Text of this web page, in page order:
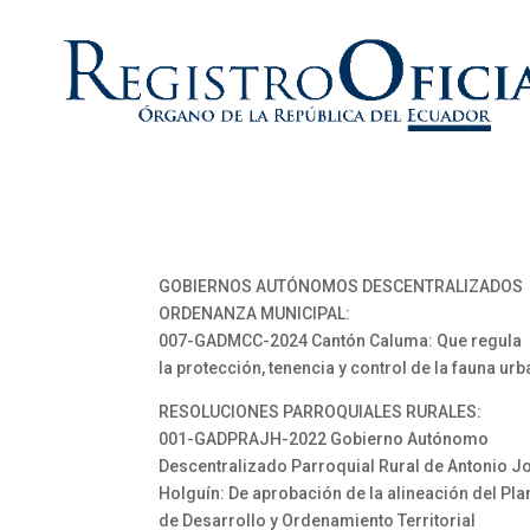
GOBIERNOS AUTÓNOMOS DESCENTRALIZADOS
ORDENANZA MUNICIPAL:
007-GADMCC-2024 Cantón Caluma: Que regula
la protección, tenencia y control de la fauna
RESOLUCIONES PARROQUIALES RURALES:
001-GADPRAJH-2022 Gobierno Autónomo
Descentralizado Parroquial Rural de Antonio
Holguín: De aprobación de la alineación del
de Desarrollo y Ordenamiento Territorial